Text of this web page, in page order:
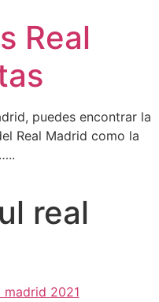
Real
puedes encontrar la
Real Madrid como la
real